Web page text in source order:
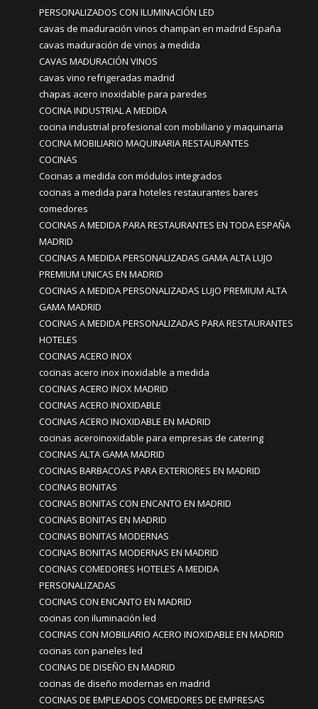
PERSONALIZADOS CON ILUMINACIÓN LED
cavas de maduración vinos champan en madrid España
cavas maduración de vinos a medida
CAVAS MADURACIÓN VINOS
cavas vino refrigeradas madrid
chapas acero inoxidable para paredes
COCINA INDUSTRIAL A MEDIDA
cocina industrial profesional con mobiliario y maquinaria
COCINA MOBILIARIO MAQUINARIA RESTAURANTES
COCINAS
Cocinas a medida con módulos integrados
cocinas a medida para hoteles restaurantes bares
comedores
COCINAS A MEDIDA PARA RESTAURANTES EN TODA ESPAÑA
MADRID
COCINAS A MEDIDA PERSONALIZADAS GAMA ALTA LUJO
PREMIUM UNICAS EN MADRID
COCINAS A MEDIDA PERSONALIZADAS LUJO PREMIUM ALTA
GAMA MADRID
COCINAS A MEDIDA PERSONALIZADAS PARA RESTAURANTES
HOTELES
COCINAS ACERO INOX
cocinas acero inox inoxidable a medida
COCINAS ACERO INOX MADRID
COCINAS ACERO INOXIDABLE
COCINAS ACERO INOXIDABLE EN MADRID
cocinas aceroinoxidable para empresas de catering
COCINAS ALTA GAMA MADRID
COCINAS BARBACOAS PARA EXTERIORES EN MADRID
COCINAS BONITAS
COCINAS BONITAS CON ENCANTO EN MADRID
COCINAS BONITAS EN MADRID
COCINAS BONITAS MODERNAS
COCINAS BONITAS MODERNAS EN MADRID
COCINAS COMEDORES HOTELES A MEDIDA
PERSONALIZADAS
COCINAS CON ENCANTO EN MADRID
cocinas con iluminación led
COCINAS CON MOBILIARIO ACERO INOXIDABLE EN MADRID
cocinas con paneles led
COCINAS DE DISEÑO EN MADRID
cocinas de diseño modernas en madrid
COCINAS DE EMPLEADOS COMEDORES DE EMPRESAS